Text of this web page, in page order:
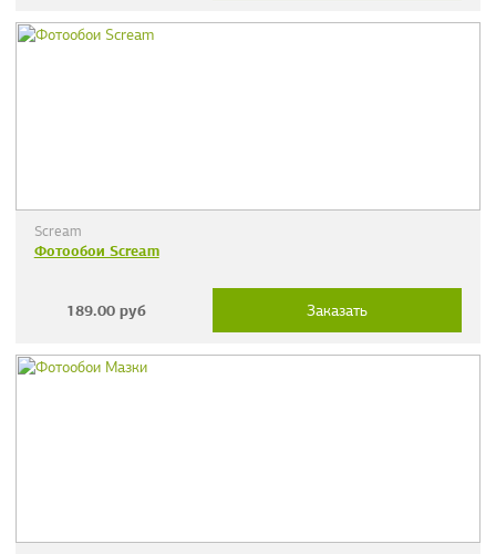
Scream
Фотообои Scream
189.00 руб Заказать